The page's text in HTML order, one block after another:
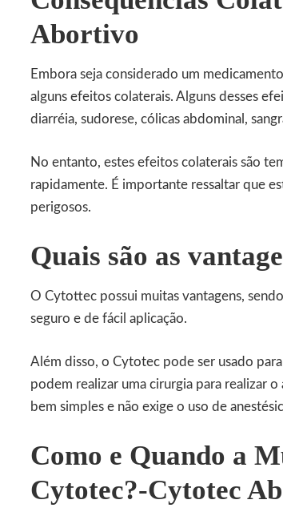
Abortivo
Embora seja considerado um
alguns efeitos colaterais. Alguns desses
diarréia, sudorese, cólicas abdominal,
No entanto, estes efeitos colaterais são
rapidamente. É importante ressaltar que
perigosos.
Quais são as
O Cytottec possui muitas vantagens,
seguro e de fácil aplicação.
Além disso, o Cytotec pode ser usado
podem realizar uma cirurgia para realizar
bem simples e não exige o uso de
Como e Quando a
Cytotec?-Cytotec